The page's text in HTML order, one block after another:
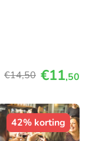
€14,50 €11,50
42% korting